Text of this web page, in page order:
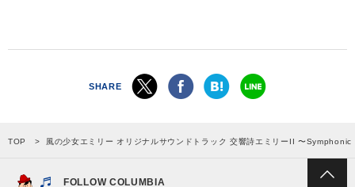
SHARE
TOP 風の少女エミリー オリジナルサウンドトラック 交響詩エミリーII 〜
FOLLOW COLUMBIA